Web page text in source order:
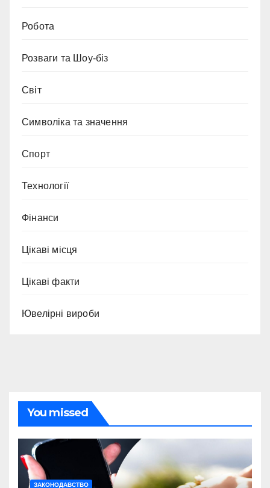
Робота
Розваги та Шоу-біз
Світ
Символіка та значення
Спорт
Технології
Фінанси
Цікаві місця
Цікаві факти
Ювелірні вироби
You missed
ЗАКОНОДАВСТВО